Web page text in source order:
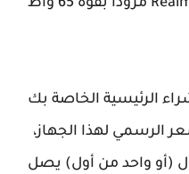
Reno Ace، سيكون Realme X50 Pro مزودًا بقوة 65 واط
الرئيسية الخاصة بك
الرسمي لهذا الجهاز،
(أو واحد من أول) يصل